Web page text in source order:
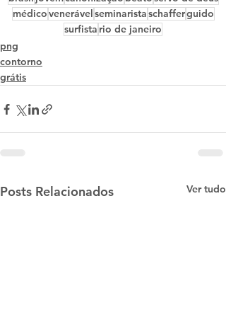
médicovenerávelseminaristaschafferguido
surfista rio de janeiro
png
contorno
grátis
Posts Relacionados Ver tudo